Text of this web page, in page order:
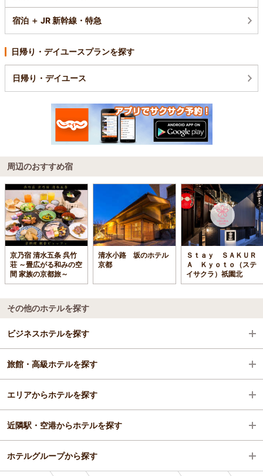
宿泊 ＋ JR 新幹線・特急
日帰り・デイユースプランを探す
日帰り・デイユース
周辺のおすすめ宿
京乃宿 清水五条 呉竹
荘 ～畳広がる和みの空
間 家族の京都旅～
清水小路 坂のホテル
京都
Ｓｔａｙ ＳＡＫＵＲ
Ａ Ｋｙｏｔｏ（ステ
イサクラ）祇園北
その他のホテルを探す
ビジネスホテルを探す
京都府
祇園・東山・北白川周辺
祇園・東山
五条駅
旅館・高級ホテルを探す
京都府
エリアからホテルを探す
京都府
祇園・東山・北白川周辺
近隣駅・空港からホテルを探す
五条駅
ホテルグループから探す